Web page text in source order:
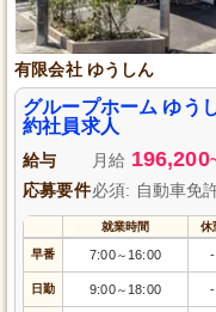
有限会社 ゆうしん
グループホーム ゆう
約社員求人
給与 月給 196,200
応募要件必須: 自動車免
就業時間 休
早番 7:00～ 16:00 -
日勤 9:00～ 18:00 -